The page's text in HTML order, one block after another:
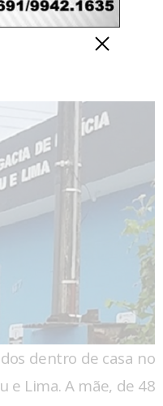
dentro de casa no
e Lima. A mãe, de 48